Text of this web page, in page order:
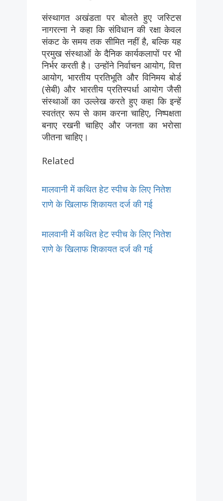
संस्थागत अखंडता पर बोलते हुए जस्टिस
नागरत्ना ने कहा कि संविधान की रक्षा केवल
संकट के समय तक सीमित नहीं है, बल्कि यह
प्रमुख संस्थाओं के दैनिक कार्यकलापों पर भी
निर्भर करती है। उन्होंने निर्वाचन आयोग, वित्त
आयोग, भारतीय प्रतिभूति और विनिमय बोर्ड
(सेबी) और भारतीय प्रतिस्पर्धा आयोग जैसी
संस्थाओं का उल्लेख करते हुए कहा कि इन्हें
स्वतंत्र रूप से काम करना चाहिए, निष्पक्षता
बनाए रखनी चाहिए और जनता का भरोसा
जीतना चाहिए।
Related
मालवानी में कथित हेट स्पीच के लिए नितेश
राणे के खिलाफ शिकायत दर्ज की गई
मालवानी में कथित हेट स्पीच के लिए नितेश
राणे के खिलाफ शिकायत दर्ज की गई